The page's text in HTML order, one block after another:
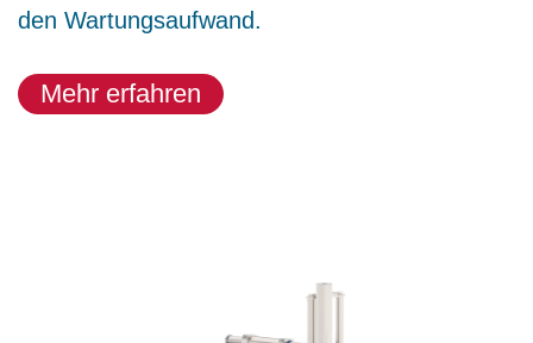
den Wartungsaufwand.
Mehr erfahren